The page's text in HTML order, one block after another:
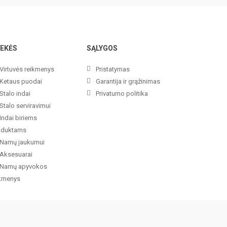
Virtuvės reikmenys
Ketaus puodai
Stalo indai
Stalo serviravimui
Indai biriems
Namų jaukumui
Aksesuarai
Namų apyvokos
SĄLYGOS
Pristatymas
Garantija ir grąžinimas
Privatumo politika